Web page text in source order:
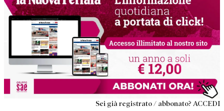
Sei già registrato / abbonato? ACCEDI